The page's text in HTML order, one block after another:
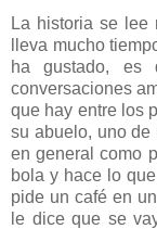
La historia se lee
lleva mucho
ha gustado, es
conversaciones
que hay entre los
su abuelo, uno
en general como
bola y hace lo
pide un café en
le dice que se